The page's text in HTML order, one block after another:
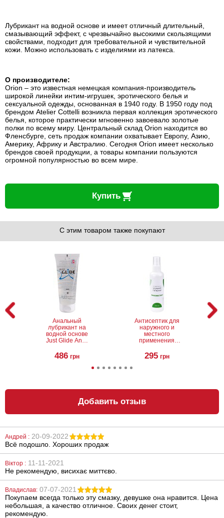
Лубрикант на водной основе и имеет отличный длительный,
смазывающий эффект, с чрезвычайно высокими скользящими
свойствами, подходит для требовательной и чувствительной
кожи. Можно использовать с изделиями из латекса.
О производителе:
Orion – это известная немецкая компания-производитель
широкой линейки интим-игрушек, эротического белья и
сексуальной одежды, основанная в 1940 году. В 1950 году под
брендом Atelier Cottelli возникла первая коллекция эротического
белья, которое практически мгновенно завоевало золотые
полки по всему миру. Центральный склад Orion находится во
Фленсбурге, сеть продаж компании охватывает Европу, Азию,
Америку, Африку и Австралию. Сегодня Orion имеет несколько
брендов своей продукции, а товары компании пользуются
огромной популярностью во всем мире.
Купить
С этим товаром также покупают
Анальный
лубрикант на
водной основе
Just Glide Anal,
486 грн
Антисептик для
наружного и
местного
применения
(0,1% водный
раствор
295 грн
Анальный
Just Glide Anal,
50 мл
267 грн
спрее, 250 мл
486 грн
Добавить отзыв
Андрей : 20-09-2022
Всё подошло. Хороших продаж
Віктор : 11-11-2021
Не рекомендую, висихає миттєво.
Владислав: 07-07-2021
Покупаем всегда только эту смазку, девушке она нравится. Цена
небольшая, а качество отличное. Своих денег стоит,
рекомендую.